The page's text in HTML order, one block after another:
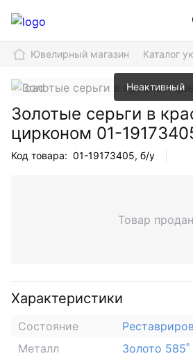
Ювелирный магазин Каталог
Неактивный
Золотые серьги в
цирконом 01-
Код товара: 01-19173405, б/у
Товар продан
Характеристики
Состояние
Металл
Золото 585˚